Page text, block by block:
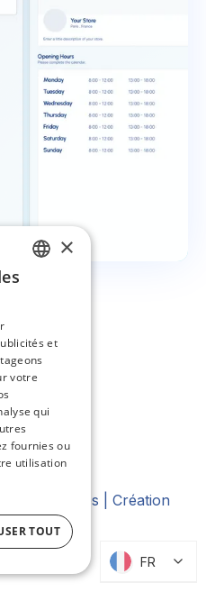
réservés | Création
FR
ES
×
et
votre
qui
fournies ou
utilisation
TOUT